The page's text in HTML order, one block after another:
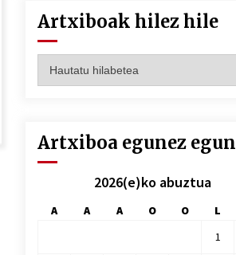
Artxiboak hilez hile
hilez
Artxiboa egunez egun
2026(e)ko abuztua
A A A O O L
1